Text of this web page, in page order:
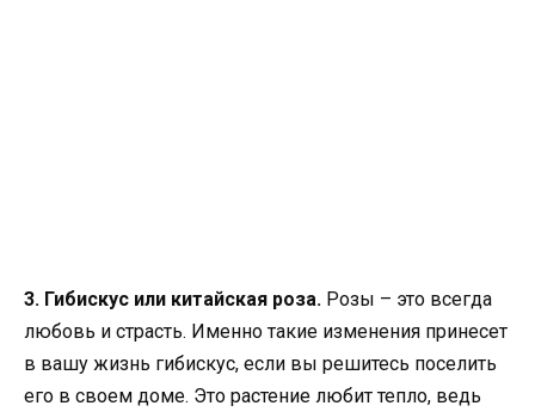
3. Гибискус или китайская роза. Розы – это всегда
любовь и страсть. Именно такие изменения принесет
в вашу жизнь гибискус, если вы решитесь поселить
его в своем доме. Это растение любит тепло, ведь